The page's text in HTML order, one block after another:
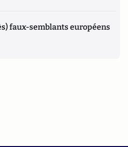
faux-semblants européens